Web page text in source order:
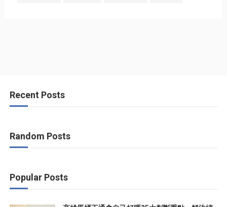
Recent Posts
Random Posts
Popular Posts